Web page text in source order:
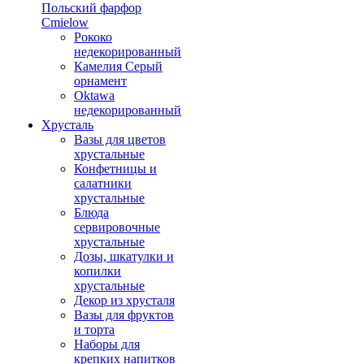
Польский фарфор
Сmielow
Рококо
недекорированный
Камелия Серый
орнамент
Oktawa
недекорированный
Хрусталь
Вазы для цветов
хрустальные
Конфетницы и
салатники
хрустальные
Блюда
сервировочные
хрустальные
Дозы, шкатулки и
копилки
хрустальные
Декор из хрусталя
Вазы для фруктов
и торта
Наборы для
крепких напитков